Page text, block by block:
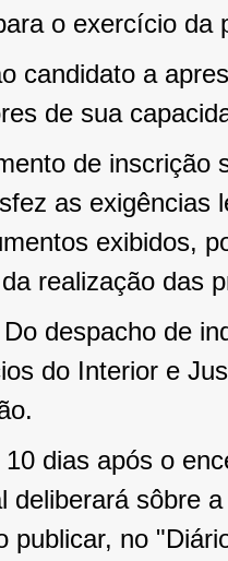
o exercício da
candidato a
de sua
de inscrição
as exigências
exibidos,
realização das
Do despacho de
do Interior e
10 dias após o
deliberará sôbre
publicar, no